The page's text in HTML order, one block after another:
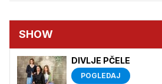
SHOW
DIVLJE PČELE
POGLEDAJ